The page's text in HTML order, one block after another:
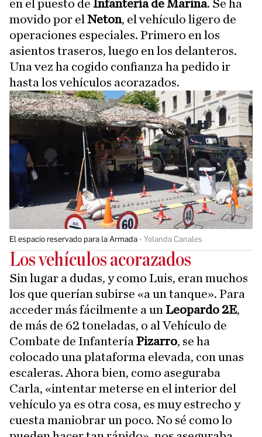
en el puesto de Infantería de Marina. Se ha
movido por el Neton, el vehículo ligero de
operaciones especiales. Primero en los
asientos traseros, luego en los delanteros.
Una vez ha cogido confianza ha pedido ir
hasta los vehículos acorazados.
El espacio reservado para la Armada Yolanda Canales
Los vehículos acorazados
Sin lugar a dudas, y como Luis, eran muchos
los que querían subirse «a un tanque». Para
acceder más fácilmente a un Leopardo 2E,
de más de 62 toneladas, o al Vehículo de
Combate de Infantería Pizarro, se ha
colocado una plataforma elevada, con unas
escaleras. Ahora bien, como aseguraba
Carla, «intentar meterse en el interior del
vehículo ya es otra cosa, es muy estrecho y
cuesta maniobrar un poco. No sé como lo